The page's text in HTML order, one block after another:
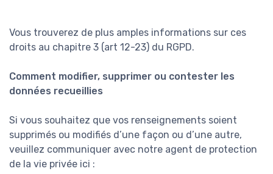
Vous trouverez de plus amples informations sur ces
droits au chapitre 3 (art 12-23) du RGPD.
Comment modifier, supprimer ou contester les
données recueillies
Si vous souhaitez que vos renseignements soient
supprimés ou modifiés d’une façon ou d’une autre,
veuillez communiquer avec notre agent de protection
de la vie privée ici :